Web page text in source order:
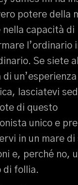
potere della
nella capacità di
l’ordinario
Se siete
di un’esperienza
lasciatevi
di questo
unico e
in un mare di
e, perché no,
di follia.